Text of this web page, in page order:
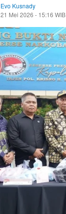
Evo Kusnady
21 Mei 2026 - 15:16 WIB